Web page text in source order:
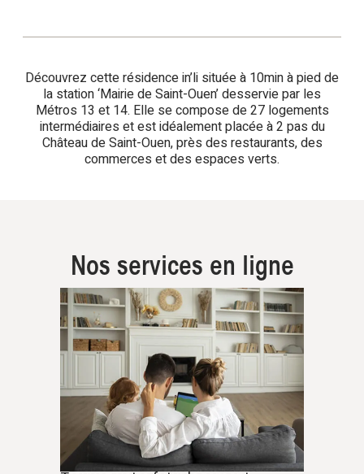
Découvrez cette résidence in’li située à 10min à pied de
la station ‘Mairie de Saint-Ouen’ desservie par les
Métros 13 et 14. Elle se compose de 27 logements
intermédiaires et est idéalement placée à 2 pas du
Château de Saint-Ouen, près des restaurants, des
commerces et des espaces verts.
Nos services en ligne